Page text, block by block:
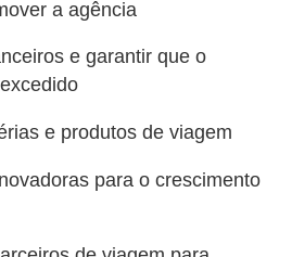
a agência
e garantir que o
e produtos de viagem
para o crescimento